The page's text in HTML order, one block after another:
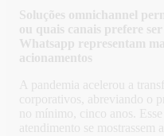
Soluções omnichannel
ou quais canais prefere
Whatsapp representam
acionamentos
A pandemia acelerou a
corporativos, abreviando o
no mínimo, cinco anos.
atendimento se mostrassem